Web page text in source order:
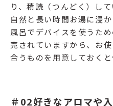
り、積読（つんどく）し
自然と長い時間お湯に浸
風呂でデバイスを使うた
売されていますから、お
合うものを用意しておくと
＃02好きなアロマや